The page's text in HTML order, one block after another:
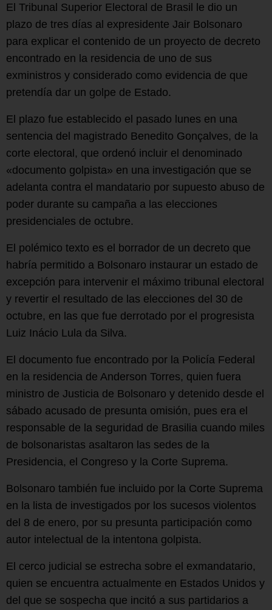
El Tribunal Superior Electoral de Brasil le dio un
plazo de tres días al expresidente Jair Bolsonaro
para explicar el contenido de un proyecto de decreto
encontrado en la residencia de uno de sus
exministros y considerado como evidencia de que
pretendía dar un golpe de Estado.
El plazo fue establecido el pasado lunes en una
sentencia del magistrado Benedito Gonçalves, de la
corte electoral, que ordenó incluir el denominado
«documento golpista» en una investigación que se
adelanta contra el mandatario por supuesto abuso de
poder durante su campaña a las elecciones
presidenciales de octubre.
El polémico texto es el borrador de un decreto que
habría permitido a Bolsonaro instaurar un estado de
excepción para intervenir el máximo tribunal electoral
y revertir el resultado de las elecciones del 30 de
octubre, en las que fue derrotado por el progresista
Luiz Inácio Lula da Silva.
El documento fue encontrado por la Policía Federal
en la residencia de Anderson Torres, quien fuera
ministro de Justicia de Bolsonaro y detenido desde el
sábado acusado de presunta omisión, pues era el
responsable de la seguridad de Brasilia cuando miles
de bolsonaristas asaltaron las sedes de la
Presidencia, el Congreso y la Corte Suprema.
Bolsonaro también fue incluido por la Corte Suprema
en la lista de investigados por los sucesos violentos
del 8 de enero, por su presunta participación como
autor intelectual de la intentona golpista.
El cerco judicial se estrecha sobre el exmandatario,
quien se encuentra actualmente en Estados Unidos y
del que se sospecha que incitó a sus partidarios a